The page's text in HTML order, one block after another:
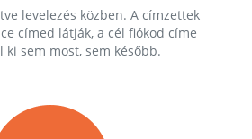
levelezés közben. A címzettek
címed látják, a cél fiókod címe
ki sem most, sem később.